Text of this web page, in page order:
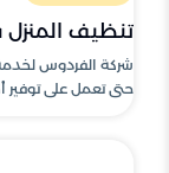
تنظيف المنزل في جدة
شركة الفردوس
حتى تعمل على توفير